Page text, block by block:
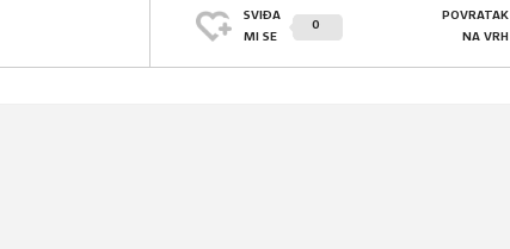
SVIĐA
MI SE
0
POVRATAK
NA VRH